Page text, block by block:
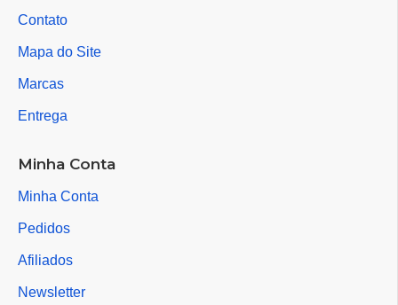
Contato
Mapa do Site
Marcas
Entrega
Minha Conta
Minha Conta
Pedidos
Afiliados
Newsletter